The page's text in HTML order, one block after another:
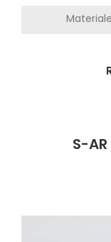
Materiale
S-AR